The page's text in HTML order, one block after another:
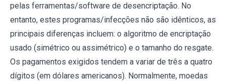
pelas ferramentas/software de desencriptação. No
entanto, estes programas/infecções não são idênticos, as
principais diferenças incluem: o algoritmo de encriptação
usado (simétrico ou assimétrico) e o tamanho do resgate.
Os pagamentos exigidos tendem a variar de três a quatro
dígitos (em dólares americanos). Normalmente, moedas